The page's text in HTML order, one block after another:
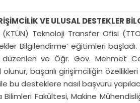
VE ULUSAL DESTEKLER
Teknoloji Transfer Ofisi
Bilgilendirme’ eğitimleri
ve Öğr. Göv. Mehmet
başarılı girişimciliğin
bu desteklere nasıl başvuru
Bilimleri Fakültesi, Makine